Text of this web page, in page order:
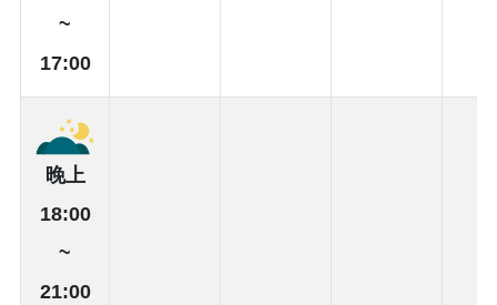
~
17:00
晚上
18:00
~
21:00